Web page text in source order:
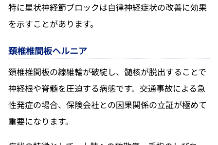
特に星状神経節ブロックは自律神経症状の改善に効果
を示すことがあります。
頚椎椎間板ヘルニア
頚椎椎間板の線維輪が破綻し、髄核が脱出することで
神経根や脊髄を圧迫する病態です。交通事故による急
性発症の場合、保険会社との因果関係の立証が極めて
重要になります。